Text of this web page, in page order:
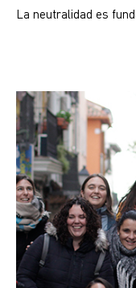
La neutralidad es